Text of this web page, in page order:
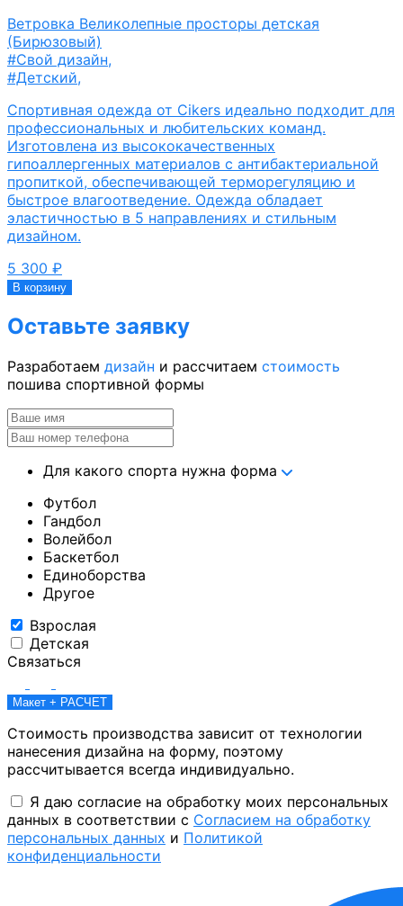
Ветровка Великолепные просторы детская
(Бирюзовый)
#Свой дизайн,
#Детский,
Спортивная одежда от Cikers идеально подходит для
профессиональных и любительских команд.
Изготовлена из высококачественных
гипоаллергенных материалов с антибактериальной
пропиткой, обеспечивающей терморегуляцию и
быстрое влагоотведение. Одежда обладает
эластичностью в 5 направлениях и стильным
дизайном.
5 300 ₽
В корзину
Оставьте заявку
Разработаем дизайн и рассчитаем стоимость
пошива спортивной формы
Для какого спорта нужна форма
Футбол
Гандбол
Волейбол
Баскетбол
Единоборства
Другое
Взрослая
Детская
Связаться
Макет + РАСЧЕТ
Стоимость производства зависит от технологии
нанесения дизайна на форму, поэтому
рассчитывается всегда индивидуально.
Я даю согласие на обработку моих персональных
данных в соответствии с Согласием на обработку
персональных данных и Политикой
конфиденциальности